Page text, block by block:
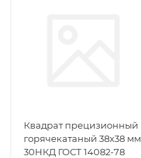
Квадрат прецизионный
горячекатаный 38х38 мм
30НКД ГОСТ 14082-78